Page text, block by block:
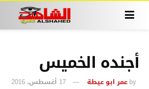
أجنده الخميس
by عمر ابو عيطة 17 أغسطس، 2016